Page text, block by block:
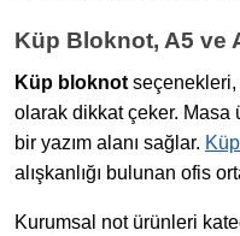
Küp Bloknot, A5 ve
Küp bloknot seçenekleri,
olarak dikkat çeker. Masa
bir yazım alanı sağlar.
alışkanlığı bulunan ofis
Kurumsal not ürünleri